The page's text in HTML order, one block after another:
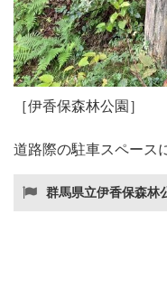
［伊香保森林公園］
道路際の駐車スペース
群馬県立伊香保森林